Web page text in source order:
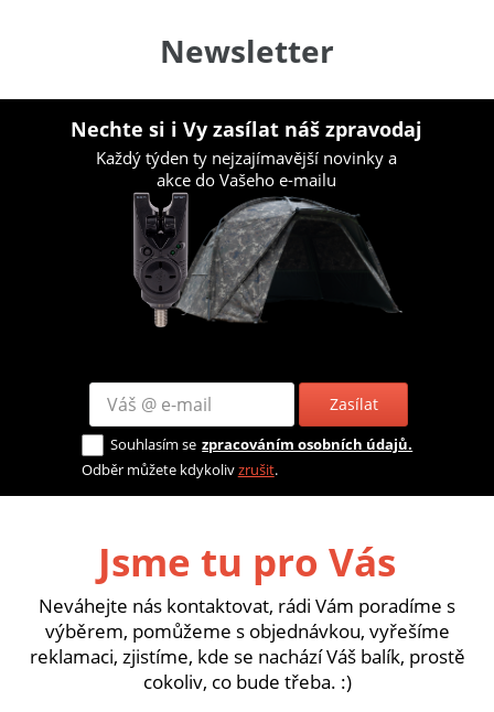
Newsletter
Nechte si i Vy zasílat náš zpravodaj
Každý týden ty nejzajímavější novinky a
akce do Vašeho e-mailu
Zasílat
Souhlasím se zpracováním osobních údajů.
Odběr můžete kdykolivzrušit.
Jsme tu pro Vás
Neváhejte nás kontaktovat, rádi Vám poradíme s
výběrem, pomůžeme s objednávkou, vyřešíme
reklamaci, zjistíme, kde se nachází Váš balík, prostě
cokoliv, co bude třeba. :)